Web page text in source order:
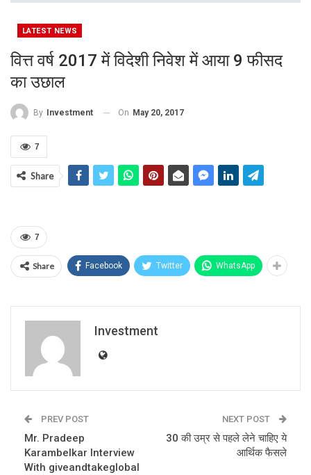
LATEST NEWS
वित्त वर्ष 2017 में विदेशी निवेश में आया 9 फीसद
का उछाल
By Investment On May 20, 2017
7
Share
7
Share Facebook Twitter WhatsApp
Investment
PREV POST
Mr. Pradeep
Karambelkar Interview
With giveandtakeglobal
NEXT POST
30 की उम्र से पहले लेने चाहिए ये
आर्थिक फैसले